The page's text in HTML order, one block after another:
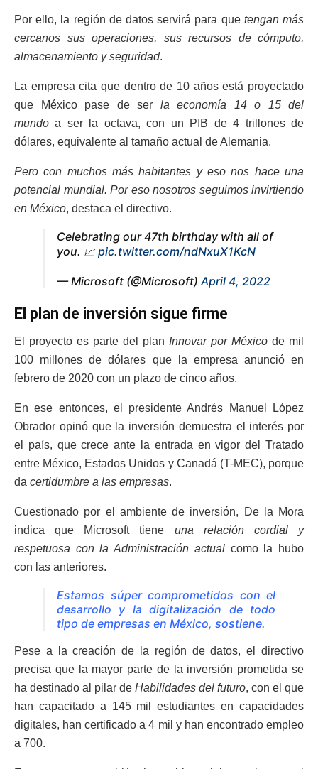
Por ello, la región de datos servirá para que tengan más
cercanos sus operaciones, sus recursos de cómputo,
almacenamiento y seguridad.
La empresa cita que dentro de 10 años está proyectado
que México pase de ser la economía 14 o 15 del
mundo a ser la octava, con un PIB de 4 trillones de
dólares, equivalente al tamaño actual de Alemania.
Pero con muchos más habitantes y eso nos hace una
potencial mundial. Por eso nosotros seguimos invirtiendo
en México, destaca el directivo.
Celebrating our 47th birthday with all of
you. 📈pic.twitter.com/ndNxuX1KcN
— Microsoft (@Microsoft) April 4, 2022
El plan de inversión sigue firme
El proyecto es parte del plan Innovar por México de mil
100 millones de dólares que la empresa anunció en
febrero de 2020 con un plazo de cinco años.
En ese entonces, el presidente Andrés Manuel López
Obrador opinó que la inversión demuestra el interés por
el país, que crece ante la entrada en vigor del Tratado
entre México, Estados Unidos y Canadá (T-MEC), porque
da certidumbre a las empresas.
Cuestionado por el ambiente de inversión, De la Mora
indica que Microsoft tiene una relación cordial y
respetuosa con la Administración actualcomo la hubo
con las anteriores.
Estamos súper comprometidos con el
desarrollo y la digitalización de todo
tipo de empresas en México, sostiene.
Pese a la creación de la región de datos, el directivo
precisa que la mayor parte de la inversión prometida se
ha destinado al pilar de Habilidades del futuro, con el que
han capacitado a 145 mil estudiantes en capacidades
digitales, han certificado a 4 mil y han encontrado empleo
a 700.